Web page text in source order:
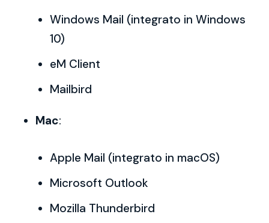
Windows Mail (integrato in Windows
10)
eM Client
Mailbird
Mac:
Apple Mail (integrato in macOS)
Microsoft Outlook
Mozilla Thunderbird